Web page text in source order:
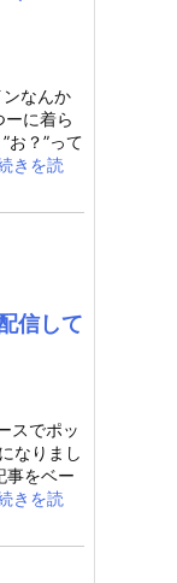
なんか
に着ら
お？”って
きを読
信して
スでポッ
なりまし
事をベー
きを読